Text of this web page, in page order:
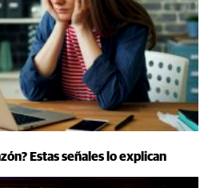
Estas señales lo explican